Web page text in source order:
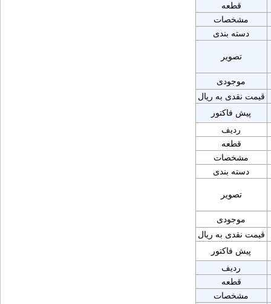
قطعه
مشخصات
دسته بندی
تصویر
موجودی
قیمت نقدی به ریال
پیش فاکتور
ردیف
قطعه
مشخصات
دسته بندی
تصویر
موجودی
قیمت نقدی به ریال
پیش فاکتور
ردیف
قطعه
مشخصات